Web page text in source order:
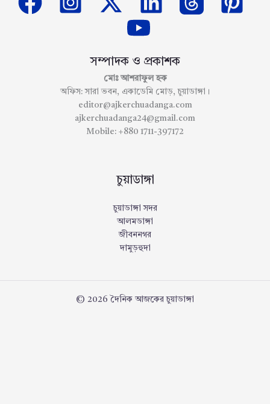
সম্পাদক ও প্রকাশক
মোঃ আশরাফুল হক
অফিস: সারা ভবন, একাডেমি মোড়, চুয়াডাঙ্গা।
editor@ajkerchuadanga.com
ajkerchuadanga24@gmail.com
Mobile: +880 1711-397172
চুয়াডাঙ্গা
চুয়াডাঙ্গা সদর
আলমডাঙ্গা
জীবননগর
দামুড়হুদা
© 2026 দৈনিক আজকের চুয়াডাঙ্গা